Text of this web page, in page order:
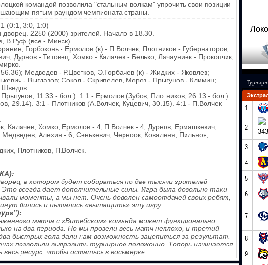
командой позволила "стальным волкам" упрочить свои позиции
пятым раундом чемпионата страны.
(0:1, 3:0, 1:0)
2250 (2000) зрителей. Начало в 18.30.
В.Руф (все - Минск).
Горбоконь - Ермолов (к) - П.Волчек; Плотников - Губернаторов,
Дурнов - Титовец, Хомко - Калачев - Белько; Лачауниек - Прокопчик,
Медведев - Р.Цветков, Э.Горбачев (к) - Жидких - Яковлев;
- Выглазов; Сокол - Скрипелев, Мороз - Прыгунов - Климин;
11.33 - бол.). 1:1 - Ермолов (Зубов, Плотников, 26.13 - бол.).
29.14). 3:1 - Плотников (А.Волчек, Куцевич, 30.15). 4:1 - П.Волчек
Калачев, Хомко, Ермолов - 4, П.Волчек - 4, Дурнов, Ермашкевич,
Алехин - 6, Сенькевич, Черноок, Коваленя, Пильнов,
Плотников, П.Волчек.
в котором будет собираться по две тысячи зрителей
всегда дает дополнительные силы. Игра была довольно таки
моменты, а мы нет. Очень доволен самоотдачей своих ребят,
бились и пытались «вытащить» эту игру
матча с «Витебском» команда может функционально
на два периода. Но мы провели весь матч неплохо, и третий
быстрых гола дали нам возможность зацепиться за результат.
позволили выправить турнирное положение. Теперь начинается
ресурс, чтобы остаться в восьмерке.
1
2
3
4
5
6
7
8
9